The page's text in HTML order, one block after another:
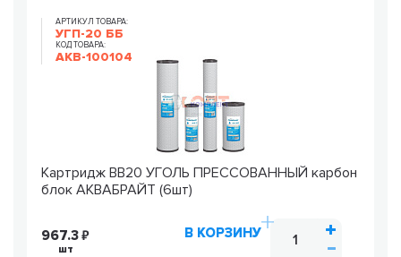
АРТИКУЛ ТОВАРА:
УГП-20 ББ
КОД ТОВАРА:
AKB-100104
Картридж ВВ20 УГОЛЬ ПРЕССОВАННЫЙ карбон
блок АКВАБРАЙТ (6шт)
967.3
шт
В КОРЗИНУ